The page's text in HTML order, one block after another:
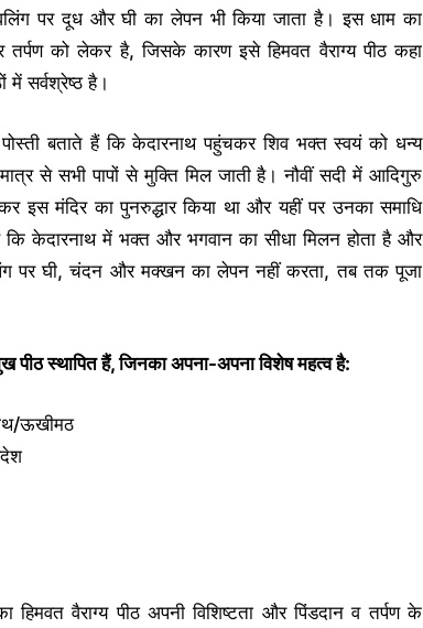
पर दूध और घी का लेपन भी किया जाता है। इस धाम का
तर्पण को लेकर है, जिसके कारण इसे हिमवत वैराग्य पीठ कहा
में सर्वश्रेष्ठ है।
पोस्ती बताते हैं कि केदारनाथ पहुंचकर शिव भक्त स्वयं को धन्य
से सभी पापों से मुक्ति मिल जाती है। नौवीं सदी में आदिगुरु
इस मंदिर का पुनरुद्धार किया था और यहीं पर उनका समाधि
कि केदारनाथ में भक्त और भगवान का सीधा मिलन होता है और
पर घी, चंदन और मक्खन का लेपन नहीं करता, तब तक पूजा
पीठ स्थापित हैं, जिनका अपना-अपना विशेष महत्व है:
ऊखीमठ
हिमवत वैराग्य पीठ अपनी विशिष्टता और पिंडदान व तर्पण के